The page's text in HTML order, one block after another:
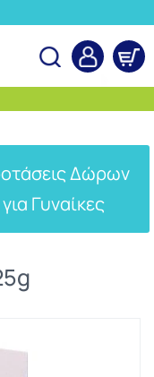
Δώρων
για Γυναίκες